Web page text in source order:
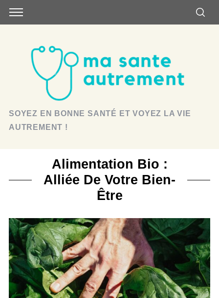
SOYEZ EN BONNE SANTÉ ET VOYEZ LA VIE
AUTREMENT !
Alimentation Bio :
Alliée De Votre Bien-
Être